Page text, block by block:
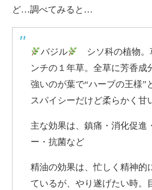
ど…調べてみると…
バジル
シソ科の植物。
ンチの１年草。全草に芳香成
強いのが葉で“ハーブの王様”
スパイシーだけど柔らかく甘
主な効果は、鎮痛・消化促進
ー・抗菌など
精油の効果は、忙しく精神的
ているが、やり遂げたい時。